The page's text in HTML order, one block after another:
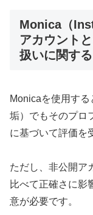
Monica（
アカウント
扱いに関す
Monicaを使用す
垢）でもそのプロ
に基づいて評価を
ただし、非公開ア
比べて正確さに影
意が必要です。